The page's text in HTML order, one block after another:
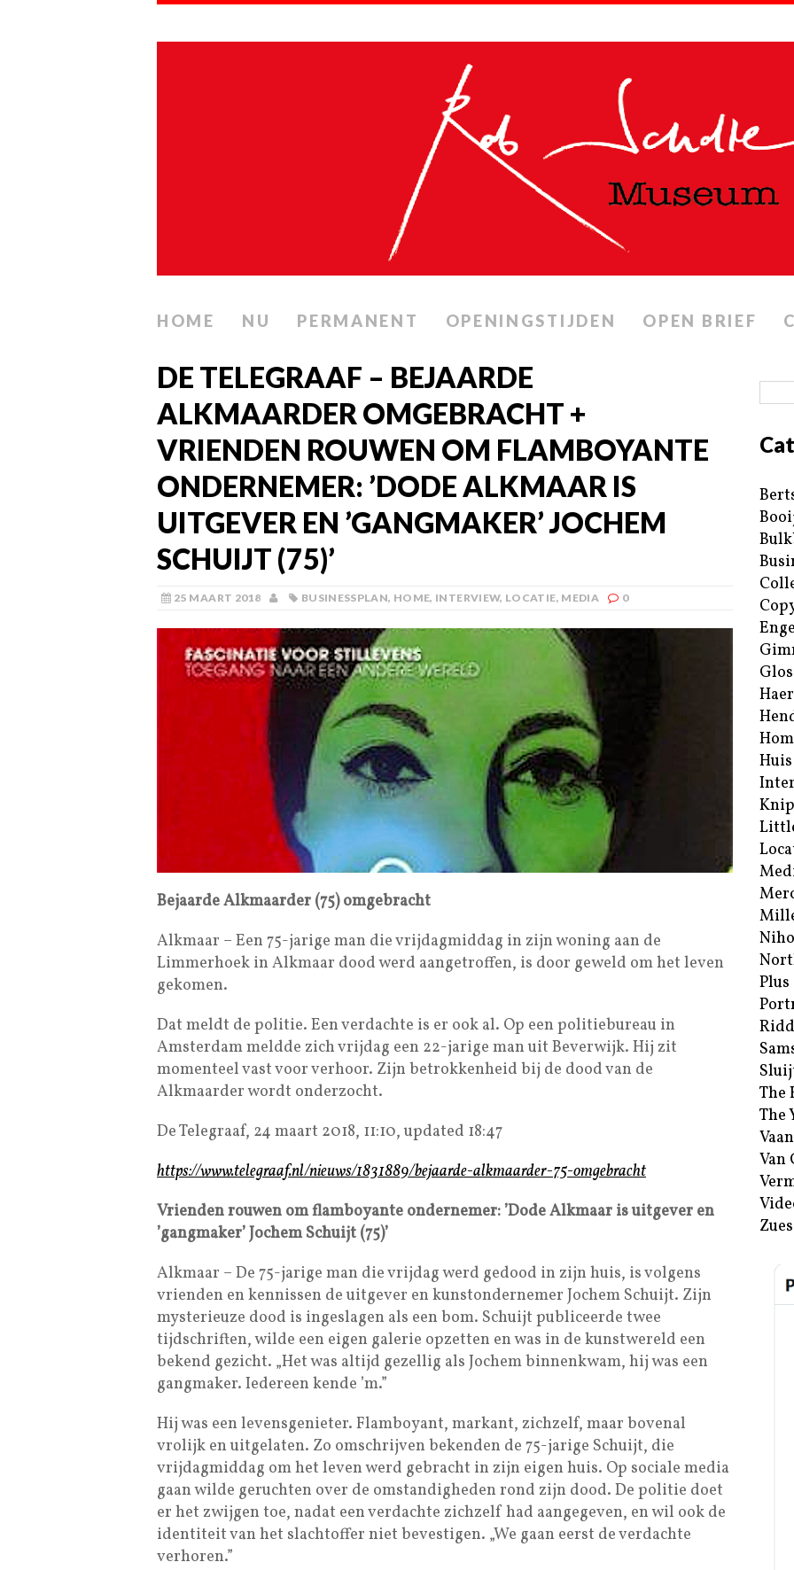
HOME NU PERMANENT OPENINGSTIJDEN OPEN BRIEF
DE TELEGRAAF – BEJAARDE
ALKMAARDER OMGEBRACHT +
VRIENDEN ROUWEN OM FLAMBOYANTE
ONDERNEMER: ’DODE ALKMAAR IS
UITGEVER EN ’GANGMAKER’ JOCHEM
SCHUIJT (75)’
25 MAART 2018 BUSINESSPLAN, HOME, INTERVIEW, LOCATIE, MEDIA 0
Bejaarde Alkmaarder (75) omgebracht
Alkmaar – Een 75-jarige man die vrijdagmiddag in zijn woning aan de
Limmerhoek in Alkmaar dood werd aangetroffen, is door geweld om het leven
gekomen.
Dat meldt de politie. Een verdachte is er ook al. Op een politiebureau in
Amsterdam meldde zich vrijdag een 22-jarige man uit Beverwijk. Hij zit
momenteel vast voor verhoor. Zijn betrokkenheid bij de dood van de
Alkmaarder wordt onderzocht.
De Telegraaf, 24 maart 2018, 11:10, updated 18:47
https://www.telegraaf.nl/nieuws/1831889/bejaarde-alkmaarder-75-omgebracht
Vrienden rouwen om flamboyante ondernemer: ’Dode Alkmaar is uitgever en
’gangmaker’ Jochem Schuijt (75)’
Alkmaar – De 75-jarige man die vrijdag werd gedood in zijn huis, is volgens
vrienden en kennissen de uitgever en kunstondernemer Jochem Schuijt. Zijn
mysterieuze dood is ingeslagen als een bom. Schuijt publiceerde twee
tijdschriften, wilde een eigen galerie opzetten en was in de kunstwereld een
bekend gezicht. „Het was altijd gezellig als Jochem binnenkwam, hij was een
gangmaker. Iedereen kende ’m.”
Hij was een levensgenieter. Flamboyant, markant, zichzelf, maar bovenal
vrolijk en uitgelaten. Zo omschrijven bekenden de 75-jarige Schuijt, die
vrijdagmiddag om het leven werd gebracht in zijn eigen huis. Op sociale media
gaan wilde geruchten over de omstandigheden rond zijn dood. De politie doet
er het zwijgen toe, nadat een verdachte zichzelf had aangegeven, en wil ook de
identiteit van het slachtoffer niet bevestigen. „We gaan eerst de verdachte
verhoren.”
Plus
The
The
Van